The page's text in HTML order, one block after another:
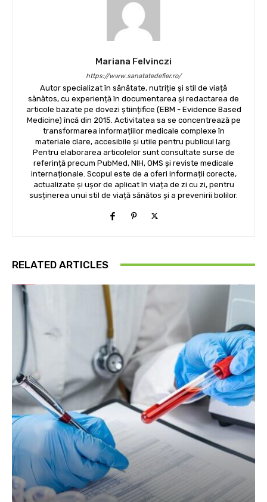
Mariana Felvinczi
https://www.sanatatedefier.ro/
Autor specializat în sănătate, nutriție și stil de viață
sănătos, cu experiență în documentarea și redactarea de
articole bazate pe dovezi științifice (EBM - Evidence Based
Medicine) încă din 2015. Activitatea sa se concentrează pe
transformarea informațiilor medicale complexe în
materiale clare, accesibile și utile pentru publicul larg.
Pentru elaborarea articolelor sunt consultate surse de
referință precum PubMed, NIH, OMS și reviste medicale
internaționale. Scopul este de a oferi informații corecte,
actualizate și ușor de aplicat în viața de zi cu zi, pentru
susținerea unui stil de viață sănătos și a prevenirii bolilor.
RELATED ARTICLES